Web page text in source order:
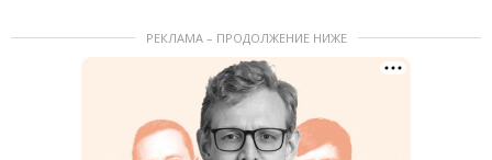
РЕКЛАМА – ПРОДОЛЖЕНИЕ НИЖЕ